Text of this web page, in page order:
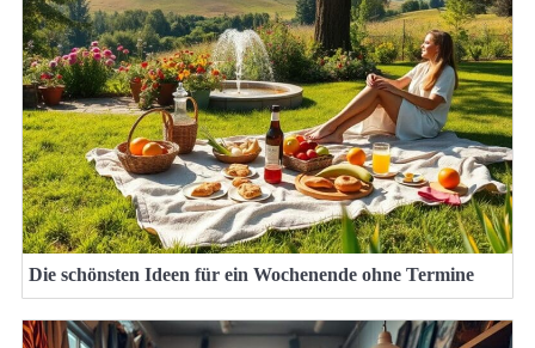
Die schönsten Ideen für ein Wochenende ohne Termine